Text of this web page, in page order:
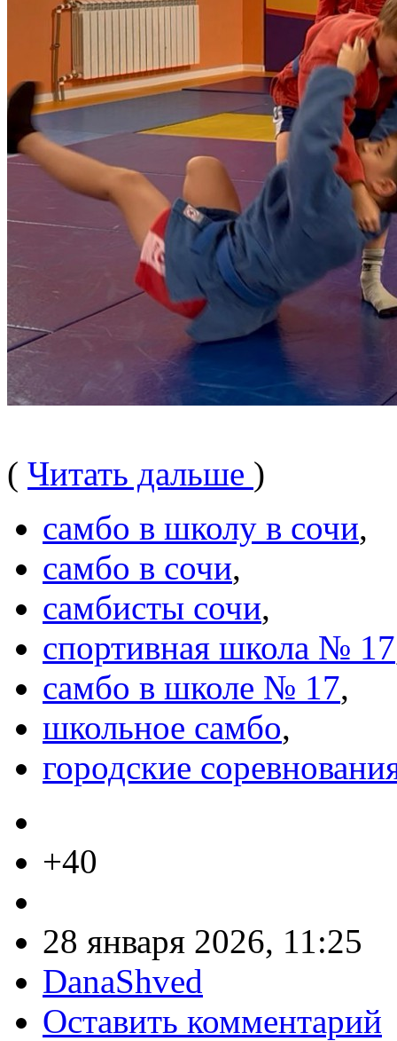
( Читать дальше )
самбо в школу в сочи,
самбо в сочи,
самбисты сочи,
спортивная школа № 17
самбо в школе № 17,
школьное самбо,
городские
+40
28 января 2026, 11:25
DanaShved
Оставить комментарий